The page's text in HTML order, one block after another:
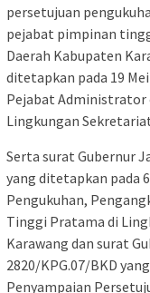
persetujuan
pejabat pimpinan
Daerah Kabupaten
ditetapkan pada 19
Pejabat Administrator
Lingkungan
Serta surat Gubernur
yang ditetapkan pada
Pengukuhan,
Tinggi Pratama di
Karawang dan surat
2820/KPG.07/BKD
Penyampaian